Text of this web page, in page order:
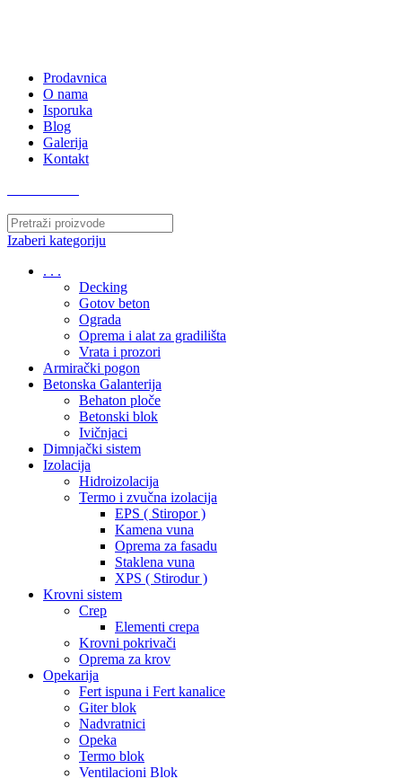
Prodavnica
O nama
Isporuka
Blog
Galerija
Kontakt
Izaberi kategoriju
. . .
Decking
Gotov beton
Ograda
Oprema i alat za gradilišta
Vrata i prozori
Armirački pogon
Betonska Galanterija
Behaton ploče
Betonski blok
Ivičnjaci
Dimnjački sistem
Izolacija
Hidroizolacija
Termo i zvučna izolacija
EPS ( Stiropor )
Kamena vuna
Oprema za fasadu
Staklena vuna
XPS ( Stirodur )
Krovni sistem
Crep
Elementi crepa
Krovni pokrivači
Oprema za krov
Opekarija
Fert ispuna i Fert kanalice
Giter blok
Nadvratnici
Opeka
Termo blok
Ventilacioni Blok